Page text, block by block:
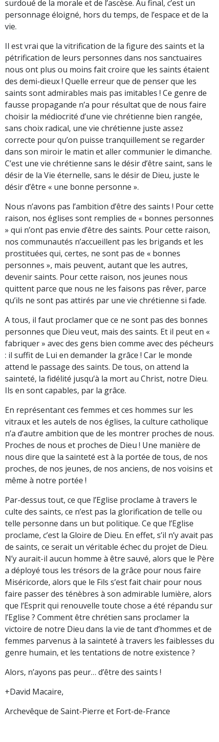
surdoué de la morale et de l’ascèse. Au final, c’est un
personnage éloigné, hors du temps, de l’espace et de la
vie.
Il est vrai que la vitrification de la figure des saints et la
pétrification de leurs personnes dans nos sanctuaires
nous ont plus ou moins fait croire que les saints étaient
des demi-dieux ! Quelle erreur que de penser que les
saints sont admirables mais pas imitables ! Ce genre de
fausse propagande n’a pour résultat que de nous faire
choisir la médiocrité d’une vie chrétienne bien rangée,
sans choix radical, une vie chrétienne juste assez
correcte pour qu’on puisse tranquillement se regarder
dans son miroir le matin et aller communier le dimanche.
C’est une vie chrétienne sans le désir d’être saint, sans le
désir de la Vie éternelle, sans le désir de Dieu, juste le
désir d’être « une bonne personne ».
Nous n’avons pas l’ambition d’être des saints ! Pour cette
raison, nos églises sont remplies de « bonnes personnes
» qui n’ont pas envie d’être des saints. Pour cette raison,
nos communautés n’accueillent pas les brigands et les
prostituées qui, certes, ne sont pas de « bonnes
personnes », mais peuvent, autant que les autres,
devenir saints. Pour cette raison, nos jeunes nous
quittent parce que nous ne les faisons pas rêver, parce
qu’ils ne sont pas attirés par une vie chrétienne si fade.
A tous, il faut proclamer que ce ne sont pas des bonnes
personnes que Dieu veut, mais des saints. Et il peut en «
fabriquer » avec des gens bien comme avec des pécheurs
: il suffit de Lui en demander la grâce ! Car le monde
attend le passage des saints. De tous, on attend la
sainteté, la fidélité jusqu’à la mort au Christ, notre Dieu.
Ils en sont capables, par la grâce.
En représentant ces femmes et ces hommes sur les
vitraux et les autels de nos églises, la culture catholique
n’a d’autre ambition que de les montrer proches de nous.
Proches de nous et proches de Dieu ! Une manière de
nous dire que la sainteté est à la portée de tous, de nos
proches, de nos jeunes, de nos anciens, de nos voisins et
même à notre portée !
Par-dessus tout, ce que l’Eglise proclame à travers le
culte des saints, ce n’est pas la glorification de telle ou
telle personne dans un but politique. Ce que l’Eglise
proclame, c’est la Gloire de Dieu. En effet, s’il n’y avait pas
de saints, ce serait un véritable échec du projet de Dieu.
N’y aurait-il aucun homme à être sauvé, alors que le Père
a déployé tous les trésors de la grâce pour nous faire
Miséricorde, alors que le Fils s’est fait chair pour nous
faire passer des ténèbres à son admirable lumière, alors
que l’Esprit qui renouvelle toute chose a été répandu sur
l’Eglise ? Comment être chrétien sans proclamer la
victoire de notre Dieu dans la vie de tant d’hommes et de
femmes parvenus à la sainteté à travers les faiblesses du
genre humain, et les tentations de notre existence ?
Alors, n’ayons pas peur… d’être des saints !
+David Macaire,
Archevêque de Saint-Pierre et Fort-de-France